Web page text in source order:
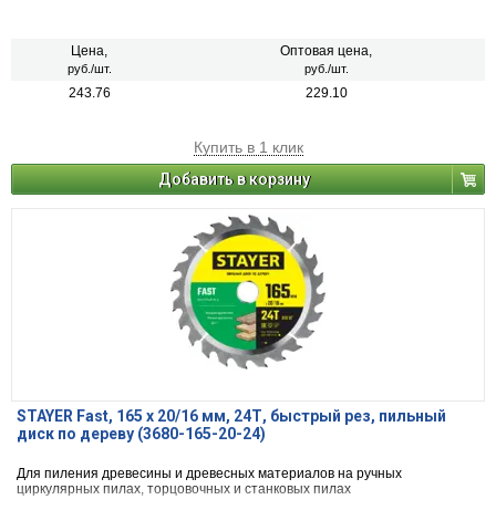
Цена,
руб./шт.
Оптовая цена,
руб./шт.
243.76 229.10
Купить в 1 клик
Добавить в корзину
STAYER Fast, 165 x 20/16 мм, 24Т, быстрый рез, пильный
диск по дереву (3680-165-20-24)
Для пиления древесины и древесных материалов на ручных
циркулярных пилах, торцовочных и станковых пилах